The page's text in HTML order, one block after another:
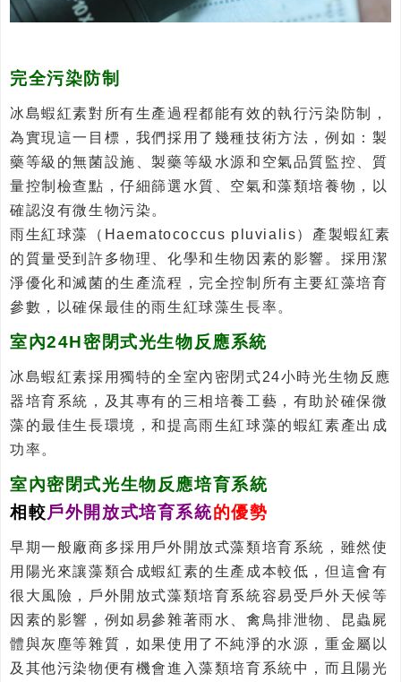
完全污染防制
冰島蝦紅素對所有生產過程都能有效的執行污染防制，
為實現這一目標，我們採用了幾種技術方法，例如：製
藥等級的無菌設施、製藥等級水源和空氣品質監控、質
量控制檢查點，仔細篩選水質、空氣和藻類培養物，以
確認沒有微生物污染。
雨生紅球藻（Haematococcus pluvialis）產製蝦紅素
的質量受到許多物理、化學和生物因素的影響。採用潔
淨優化和滅菌的生產流程，完全控制所有主要紅藻培育
參數，以確保最佳的雨生紅球藻生長率。
室內24H密閉式光生物反應系統
冰島蝦紅素採用獨特的全室內密閉式24小時光生物反應
器培育系統，及其專有的三相培養工藝，有助於確保微
藻的最佳生長環境，和提高雨生紅球藻的蝦紅素產出成
功率。
室內密閉式光生物反應培育系統
相較戶外開放式培育系統的優勢
早期一般廠商多採用戶外開放式藻類培育系統，雖然使
用陽光來讓藻類合成蝦紅素的生產成本較低，但這會有
很大風險，戶外開放式藻類培育系統容易受戶外天候等
因素的影響，例如易參雜著雨水、禽鳥排泄物、昆蟲屍
體與灰塵等雜質，如果使用了不純淨的水源，重金屬以
及其他污染物便有機會進入藻類培育系統中，而且陽光